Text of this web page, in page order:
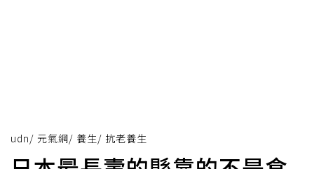
udn/ 元氣網/ 養生/ 抗老養生